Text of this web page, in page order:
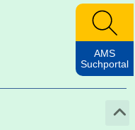
AMS
Suchportal